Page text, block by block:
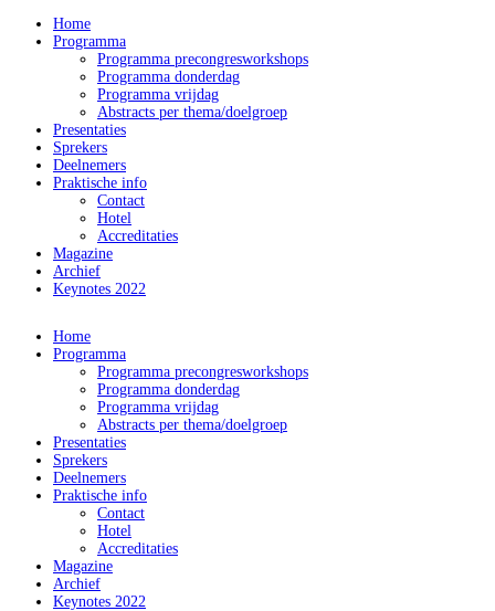
Home
Programma
Programma precongresworkshops
Programma donderdag
Programma vrijdag
Abstracts per thema/doelgroep
Presentaties
Sprekers
Deelnemers
Praktische info
Contact
Hotel
Accreditaties
Magazine
Archief
Keynotes 2022
Home
Programma
Programma precongresworkshops
Programma donderdag
Programma vrijdag
Abstracts per thema/doelgroep
Presentaties
Sprekers
Deelnemers
Praktische info
Contact
Hotel
Accreditaties
Magazine
Archief
Keynotes 2022